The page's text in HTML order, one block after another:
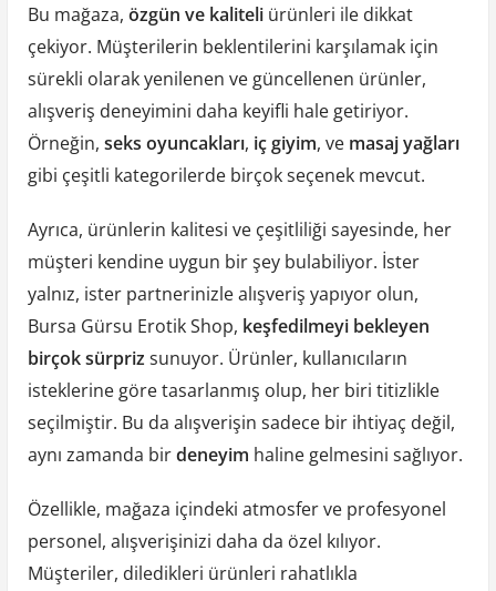
Bu mağaza, özgün ve kaliteliürünleri ile dikkat
çekiyor. Müşterilerin beklentilerini karşılamak için
sürekli olarak yenilenen ve güncellenen ürünler,
alışveriş deneyimini daha keyifli hale getiriyor.
Örneğin, seks oyuncakları, iç giyim, ve masaj yağları
gibi çeşitli kategorilerde birçok seçenek mevcut.
Ayrıca, ürünlerin kalitesi ve çeşitliliği sayesinde, her
müşteri kendine uygun bir şey bulabiliyor. İster
yalnız, ister partnerinizle alışveriş yapıyor olun,
Bursa Gürsu Erotik Shop, keşfedilmeyi bekleyen
birçok sürpriz sunuyor. Ürünler, kullanıcıların
isteklerine göre tasarlanmış olup, her biri titizlikle
seçilmiştir. Bu da alışverişin sadece bir ihtiyaç değil,
aynı zamanda birdeneyim haline gelmesini sağlıyor.
Özellikle, mağaza içindeki atmosfer ve profesyonel
personel, alışverişinizi daha da özel kılıyor.
Müşteriler, diledikleri ürünleri rahatlıkla